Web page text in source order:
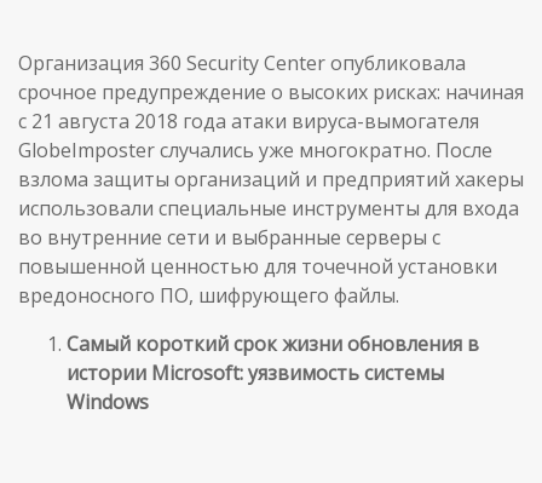
Организация 360 Security Center опубликовала
срочное предупреждение о высоких рисках: начиная
с 21 августа 2018 года атаки вируса-вымогателя
GlobeImposter случались уже многократно. После
взлома защиты организаций и предприятий хакеры
использовали специальные инструменты для входа
во внутренние сети и выбранные серверы с
повышенной ценностью для точечной установки
вредоносного ПО, шифрующего файлы.
Самый короткий срок жизни обновления в
истории Microsoft: уязвимость системы
Windows